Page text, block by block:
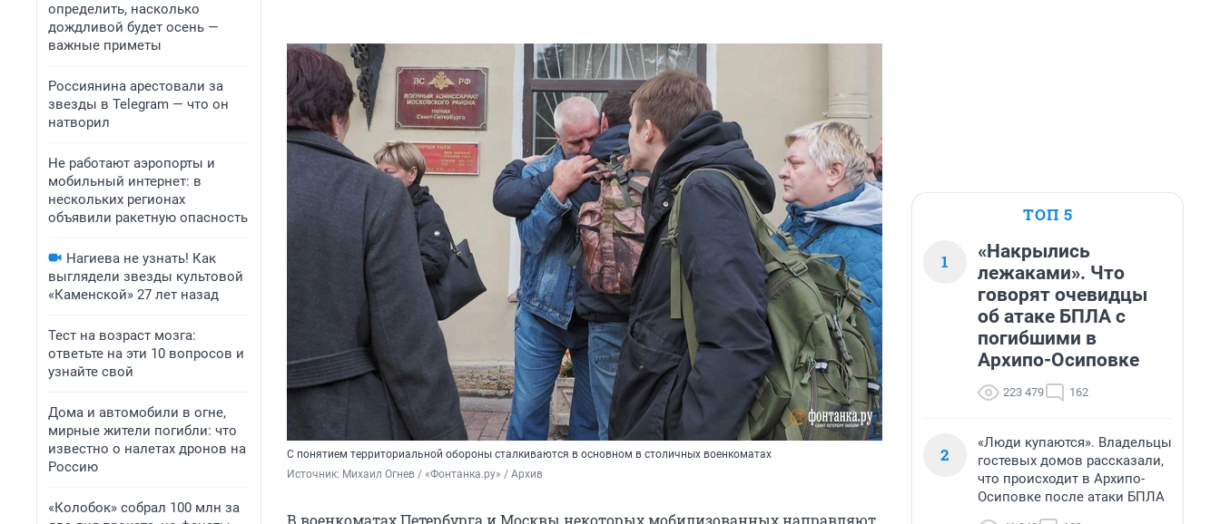
определить, насколько
дождливой будет осень —
важные приметы
Россиянина арестовали за
звезды в Telegram — что он
натворил
Не работают аэропорты и
мобильный интернет: в
нескольких регионах
объявили ракетную опасность
Нагиева не узнать! Как
выглядели звезды культовой
«Каменской» 27 лет назад
Тест на возраст мозга:
ответьте на эти 10 вопросов и
узнайте свой
Дома и автомобили в огне,
мирные жители погибли: что
известно о налетах дронов на
Россию
«Колобок» собрал 100 млн за
С понятием территориальной обороны сталкиваются в основном в столичных военкоматах
Источник: Михаил Огнев / «Фонтанка.ру» / Архив
В военкоматах Петербурга и Москвы некоторых мобилизованных направляют
ТОП 5
1
«Накрылись
лежаками». Что
говорят очевидцы
об атаке БПЛА с
погибшими в
Архипо-Осиповке
223 479 162
2
«Люди купаются». Владельцы
гостевых домов рассказали,
что происходит в Архипо-
Осиповке после атаки БПЛА